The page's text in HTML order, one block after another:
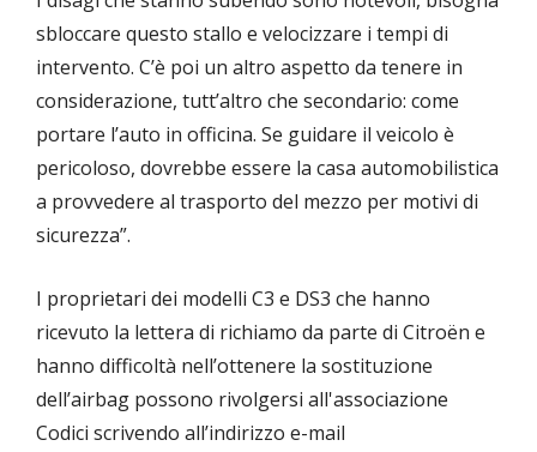
sbloccare questo stallo e velocizzare i tempi di
intervento. C’è poi un altro aspetto da tenere in
considerazione, tutt’altro che secondario: come
portare l’auto in officina. Se guidare il veicolo è
pericoloso, dovrebbe essere la casa automobilistica
a provvedere al trasporto del mezzo per motivi di
sicurezza”.
I proprietari dei modelli C3 e DS3 che hanno
ricevuto la lettera di richiamo da parte di Citroën e
hanno difficoltà nell’ottenere la sostituzione
dell’airbag possono rivolgersi all'associazione
Codici scrivendo all’indirizzo e-mail